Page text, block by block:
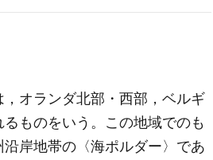
オランダ北部・西部，ベルギ
ものをいう。この地域でのも
岸地帯の〈海ポルダー〉であ